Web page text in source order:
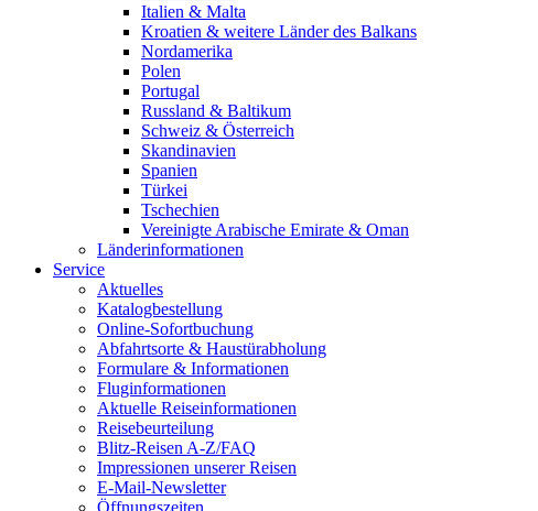
Italien & Malta
Kroatien & weitere Länder des Balkans
Nordamerika
Polen
Portugal
Russland & Baltikum
Schweiz & Österreich
Skandinavien
Spanien
Türkei
Tschechien
Vereinigte Arabische Emirate & Oman
Länderinformationen
Service
Aktuelles
Katalogbestellung
Online-Sofortbuchung
Abfahrtsorte & Haustürabholung
Formulare & Informationen
Fluginformationen
Aktuelle Reiseinformationen
Reisebeurteilung
Blitz-Reisen A-Z/FAQ
Impressionen unserer Reisen
E-Mail-Newsletter
Öffnungszeiten